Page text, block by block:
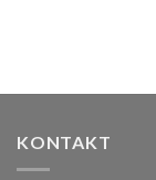
KONTAKT